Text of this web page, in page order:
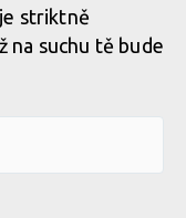
striktně
na suchu tě bude